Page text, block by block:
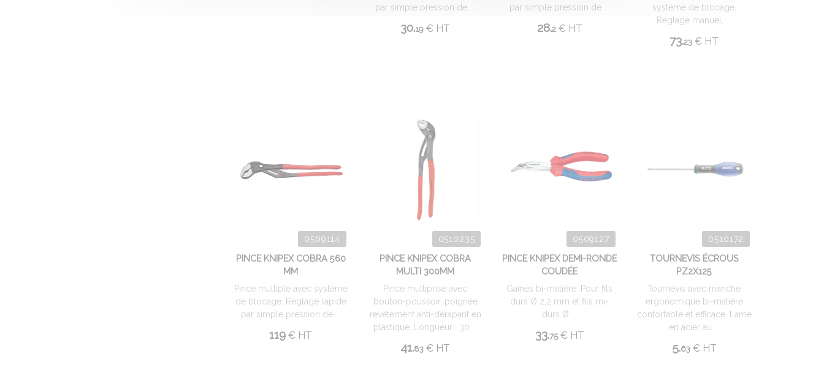
par simple pression de ...
30.19 € HT
par simple pression de ...
28.2 €HT
système de blocage.
Réglage manuel, ...
73.23 € HT
0509114
PINCE KNIPEX COBRA 560
MM
Pince multiple avec système
de blocage. Réglage rapide
par simple pression de ...
119 € HT
0510235
PINCE KNIPEX COBRA
MULTI 300MM
Pince multiprise avec
bouton-poussoir, poignée
revêtement anti-dérapant en
plastique. Longueur : 30 ...
41.83 € HT
0509127
PINCE KNIPEX DEMI-RONDE
COUDÉE
Gaines bi-matière. Pour fils
durs Ø 2,2 mm et fils mi-
durs Ø ...
33.75 €HT
0510172
TOURNEVIS ÉCROUS
PZ2X125
Tournevis avec manche
ergonomique bi-matière
confortable et efficace. Lame
en acier au ...
5.63 €HT